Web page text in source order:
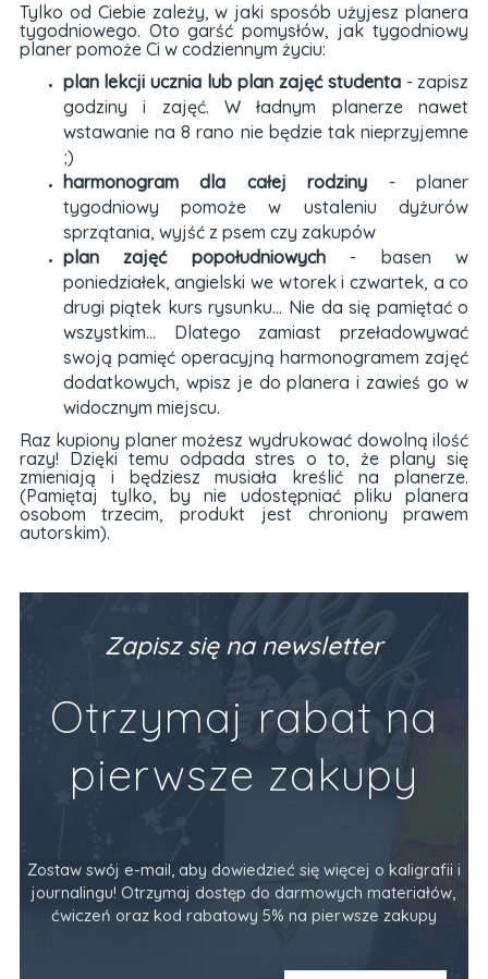
Tylko od Ciebie zależy, w jaki sposób użyjesz planera
tygodniowego. Oto garść pomysłów, jak tygodniowy
planer pomoże Ci w codziennym życiu:
plan lekcji ucznia lub plan zajęć studenta- zapisz
godziny i zajęć. W ładnym planerze nawet
wstawanie na 8 rano nie będzie tak nieprzyjemne
;)
harmonogram dla całej rodziny - planer
tygodniowy pomoże w ustaleniu dyżurów
sprzątania, wyjść z psem czy zakupów
plan zajęć popołudniowych- basen w
poniedziałek, angielski we wtorek i czwartek, a co
drugi piątek kurs rysunku... Nie da się pamiętać o
wszystkim... Dlatego zamiast przeładowywać
swoją pamięć operacyjną harmonogramem zajęć
dodatkowych, wpisz je do planera i zawieś go w
widocznym miejscu.
Raz kupiony planer możesz wydrukować dowolną ilość
razy! Dzięki temu odpada stres o to, że plany się
zmieniają i będziesz musiała kreślić na planerze.
(Pamiętaj tylko, by nie udostępniać pliku planera
osobom trzecim, produkt jest chroniony prawem
autorskim).
Zapisz się na newsletter
Otrzymaj rabat na
pierwsze zakupy
Zostaw swój e-mail, aby dowiedzieć się więcej o kaligrafii i
journalingu! Otrzymaj dostęp do darmowych materiałów,
ćwiczeń oraz kod rabatowy 5% na pierwsze zakupy